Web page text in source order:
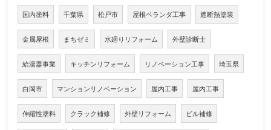
国内塗料 千葉県 松戸市 屋根ベランダ工事 遮断熱塗装
金属屋根 まちゼミ 水廻りリフォーム 外壁診断士
給湯器事業 キッチンリフォーム リノベーション工事 埼玉県
白岡市 マンションリノベーション 屋内工事 屋内工事
伸縮性塗料 クラック補修 外壁リフォーム ビル補修